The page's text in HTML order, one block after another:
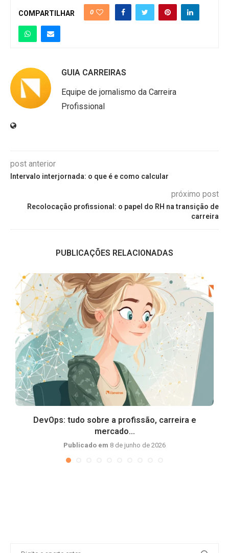
COMPARTILHAR 0
GUIA CARREIRAS
Equipe de jornalismo da Carreira
Profissional
post anterior
Intervalo interjornada: o que é e como calcular
próximo post
Recolocação profissional: o papel do RH na transição de
carreira
PUBLICAÇÕES RELACIONADAS
DevOps: tudo sobre a profissão, carreira e
mercado...
Publicado em 8 de junho de 2026